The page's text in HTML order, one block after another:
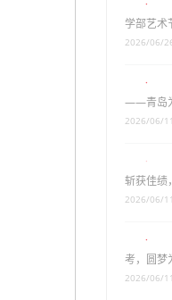
学部艺术
2026/06/
——青岛
2026/06/11
斩获佳绩
2026/06/11
考，圆梦
2026/06/11